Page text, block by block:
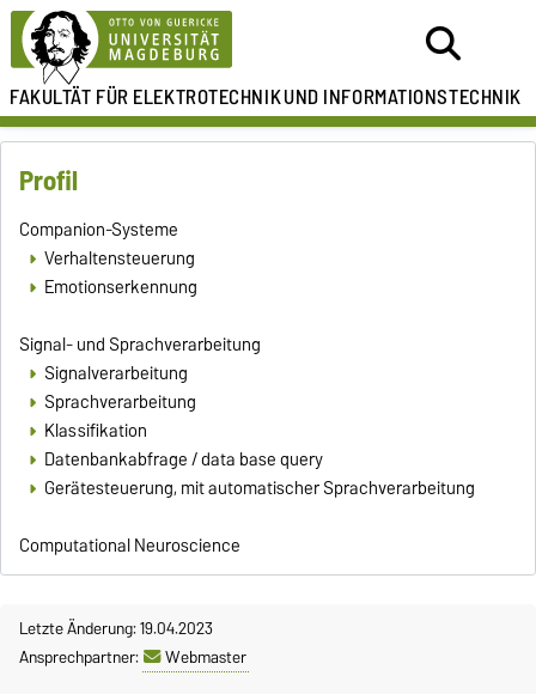
FAKULTÄT FÜR ELEKTROTECHNIKUND INFORMATIONSTECHNIK
Profil
Companion-Systeme
Verhaltensteuerung
Emotionserkennung
Signal- und Sprachverarbeitung
Signalverarbeitung
Sprachverarbeitung
Klassifikation
Datenbankabfrage / data base query
Gerätesteuerung, mit automatischer Sprachverarbeitung
Computational Neuroscience
Letzte Änderung: 19.04.2023
Ansprechpartner:
Webmaster